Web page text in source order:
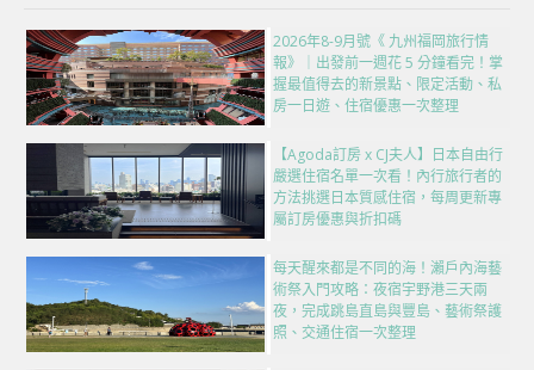
2026年8-9月號《 九州福岡旅行情
報》｜出發前一週花 5 分鐘看完！掌
握最值得去的新景點、限定活動、私
房一日遊、住宿優惠一次整理
【Agoda訂房 x CJ夫人】日本自由行
嚴選住宿名單一次看！內行旅行者的
方法挑選日本質感住宿，每周更新專
屬訂房優惠與折扣碼
每天醒來都是不同的海！瀨戶內海藝
術祭入門攻略：夜宿宇野港三天兩
夜，完成跳島直島與豐島、藝術祭護
照、交通住宿一次整理